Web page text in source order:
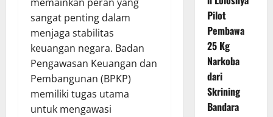
sangat penting dalam
menjaga stabilitas
keuangan negara. Badan
Pengawasan Keuangan dan
Pembangunan (BPKP)
memiliki tugas utama
untuk mengawasi
Pilot
Pembawa
25 Kg
Narkoba
dari
Skrining
Bandara